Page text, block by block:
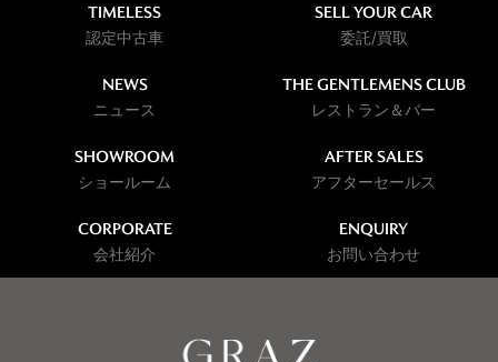
TIMELESS
認定中古車
SELL YOUR CAR
委託/買取
NEWS
ニュース
THE GENTLEMENS CLUB
レストラン＆バー
SHOWROOM
ショールーム
AFTER SALES
アフターセールス
CORPORATE
会社紹介
ENQUIRY
お問い合わせ